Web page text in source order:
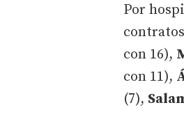
Por
con 16),
con 11),
(7),